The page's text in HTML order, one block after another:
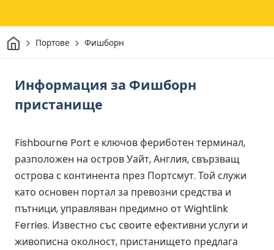
Начало
Портове Фишборн
Информация за Фишборн
пристанище
Fishbourne Port е ключов фериботен терминал,
разположен на остров Уайт, Англия, свързващ
острова с континента през Портсмут. Той служи
като основен портал за превозни средства и
пътници, управляван предимно от Wightlink
Ferries. Известно със своите ефективни услуги и
живописна околност, пристанището предлага